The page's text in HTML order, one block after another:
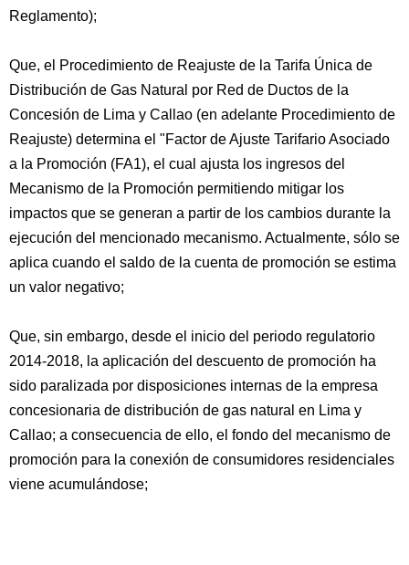
Reglamento);
Que, el Procedimiento de Reajuste de la Tarifa Única de
Distribución de Gas Natural por Red de Ductos de la
Concesión de Lima y Callao (en adelante Procedimiento de
Reajuste) determina el "Factor de Ajuste Tarifario Asociado
a la Promoción (FA1), el cual ajusta los ingresos del
Mecanismo de la Promoción permitiendo mitigar los
impactos que se generan a partir de los cambios durante la
ejecución del mencionado mecanismo. Actualmente, sólo se
aplica cuando el saldo de la cuenta de promoción se estima
un valor negativo;
Que, sin embargo, desde el inicio del periodo regulatorio
2014-2018, la aplicación del descuento de promoción ha
sido paralizada por disposiciones internas de la empresa
concesionaria de distribución de gas natural en Lima y
Callao; a consecuencia de ello, el fondo del mecanismo de
promoción para la conexión de consumidores residenciales
viene acumulándose;